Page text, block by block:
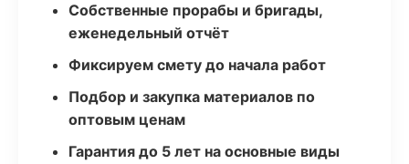
Собственные прорабы и бригады,
еженедельный отчёт
Фиксируем смету до начала работ
Подбор и закупка материалов по
оптовым ценам
Гарантия до 5 лет на основные виды